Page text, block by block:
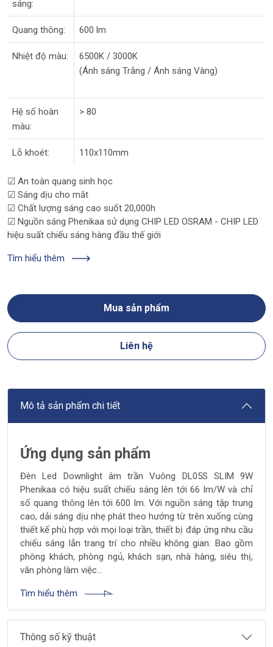
sáng:
Quang thông: 600 lm
Nhiệt độ màu:
6500K / 3000K
(Ánh sáng Trắng / Ánh sáng Vàng)
Hệ số hoàn
màu:
> 80
Lỗ khoét: 110x110mm
☑ An toàn quang sinh học
☑ Sáng dịu cho mắt
☑ Chất lượng sáng cao suốt 20,000h
☑ Nguồn sáng Phenikaa sử dụng CHIP LED OSRAM - CHIP LED
hiệu suất chiếu sáng hàng đầu thế giới
Tìm hiểu thêm
Mua sản phẩm
Liên hệ
Mô tả sản phẩm chi tiết
Ứng dụng sản phẩm
Đèn Led Downlight âm trần Vuông DL05S SLIM 9W
Phenikaa có hiệu suất chiếu sáng lên tới 66 lm/W và chỉ
số quang thông lên tới 600 lm. Với nguồn sáng tập trung
cao, dải sáng dịu nhẹ phát theo hướng từ trên xuống cùng
thiết kế phù hợp với mọi loại trần, thiết bị đáp ứng nhu cầu
chiếu sáng lẫn trang trí cho nhiều không gian. Bao gồm
phòng khách, phòng ngủ, khách sạn, nhà hàng, siêu thị,
văn phòng làm việc…
Tìm hiểu thêm
Thông số kỹ thuật